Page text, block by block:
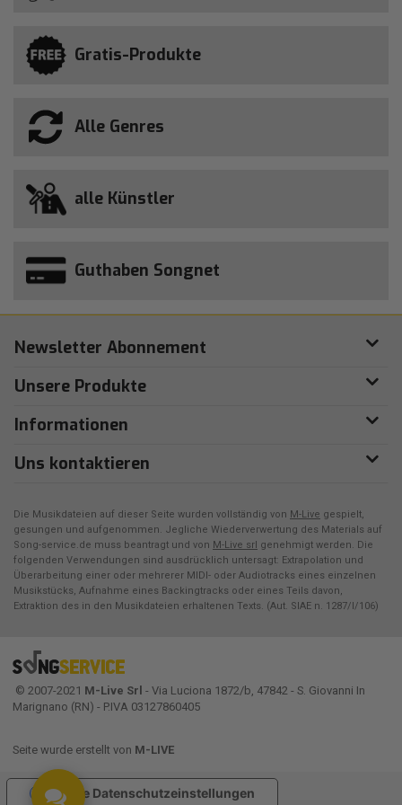
Gratis-Produkte
Alle Genres
alle Künstler
Guthaben Songnet
Newsletter Abonnement
Unsere Produkte
Informationen
Uns kontaktieren
Die Musikdateien auf dieser Seite wurden vollständig von M-Live gespielt,
gesungen und aufgenommen. Jegliche Wiederverwertung des Materials auf
Song-service.de muss beantragt und von M-Live srl genehmigt werden. Die
folgenden Verwendungen sind ausdrücklich untersagt: Extrapolation und
Überarbeitung einer oder mehrerer MIDI- oder Audiotracks eines einzelnen
Musikstücks, Aufnahme eines Backingtracks oder eines Teils davon,
Extraktion des in den Musikdateien erhaltenen Texts. (Aut. SIAE n. 1287/I/106)
© 2007-2021 M-Live Srl - Via Luciona 1872/b, 47842 - S. Giovanni In
Marignano (RN) - P.IVA 03127860405
Seite wurde erstellt von M-LIVE
Ihre Datenschutzeinstellungen